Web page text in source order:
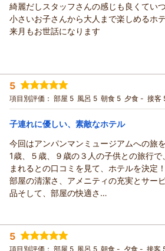
支配人
また、朝食につきましても、内容やコス
評価をいただき、誠にありがとうござい
気持ちよく迎えていただけるよう、今後
「仙台の宿泊施設で新たな良い所を見
「また訪れたい」とのお言葉を頂戴し
じております。そのお気持ちにお応え
快適で心安らぐ空間づくりと、おもてな
ります。
次回仙台へお越しの際にも、変わらぬ安
す。
またお目にかかれます日を、心より楽し
す。
フロント 伊藤
支配人
この度はリッチモンドホテル仙台をご利
まるご感想をお寄せいただきまして誠に
す。
朝食につきまして、「仙台名物がたく
く堪能できた」とのお言葉を頂戴し、
した。地元ならではの味をお楽しみい
の思い出の一つとなりましたら幸いで
また、お部屋の清潔さや駅からのアクセ
足いただけたとのこと、スタッフ一同
適にお過ごしいただける空間づくりを心
これからもお客様に「また泊まりたい」
テルを目指し、サービス・設備ともによ
ります。
ぜひまた仙台へお越しの際は、リッチ
用くださいませ。スタッフ一同、再びお
この度は貴重なお時間を割いてご投稿
うございます。
フロント 伊藤
綺麗だしスタッフさんの感じも良くてい
小さいお子さんから大人まで楽しめるホ
来月もお世話になります
投稿者： まぃちさん(女性/40代)
宿泊プラン： 【食事なし】素泊まりシンプルス
シングル 食事なし
宿泊価格帯： 6,001～7,000円(大人一人あたり/
いつもリッチモンドホテル仙台をご利用
うございます。
また、大変温かいお言葉と高評価をお寄
一同心より御礼申し上げます。
館内の清潔感やスタッフの接客につきま
のお声をいただき、大変誇らしく、嬉
わたくしどものホテルは小さなお子様
皆様が安心して快適にお過ごしいただ
ますので、そのようにお感じいただけた
5
項目別評価： 部屋 5 風呂 5 朝食 5 夕食 - 接客
子連れに優しい、素敵なホテル
今回はアンパンマンミュージアムへの旅
1歳、５歳、９歳の３人の子供との旅行
まれるとの口コミを見て、ホテルを決定！
部屋の清潔さ、アメニティの充実とサー
品そして、部屋の快適さ
そして、ドリンク＆アイス＆お菓子のサ
と、大人も子供も大満足！！！とっても
た。またぜひぜひ利用したいです。
宿泊時期： 2026年07月宿泊 (子連れ旅行)
投稿者： まさよんさん
宿泊プラン： 【じゃらんのお得な10日間】【朝
5
項目別評価： 部屋 5 風呂 5 朝食 - 夕食 - 接客